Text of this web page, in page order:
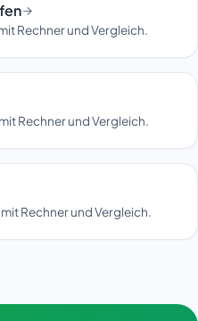
Rechner und Vergleich.
Rechner und Vergleich.
Rechner und Vergleich.